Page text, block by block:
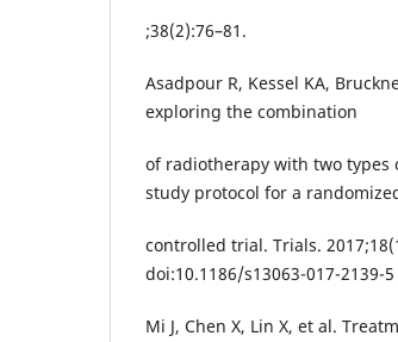
;38(2):76–81.
Asadpour R, Kessel KA,
exploring the combination
of radiotherapy with two types
study protocol for a
controlled trial. Trials.
doi:10.1186/s13063-017-2139-5
Mi J, Chen X, Lin X, et al.